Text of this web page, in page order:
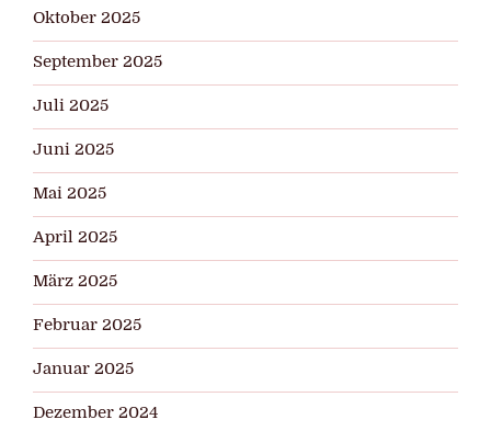
Oktober 2025
September 2025
Juli 2025
Juni 2025
Mai 2025
April 2025
März 2025
Februar 2025
Januar 2025
Dezember 2024